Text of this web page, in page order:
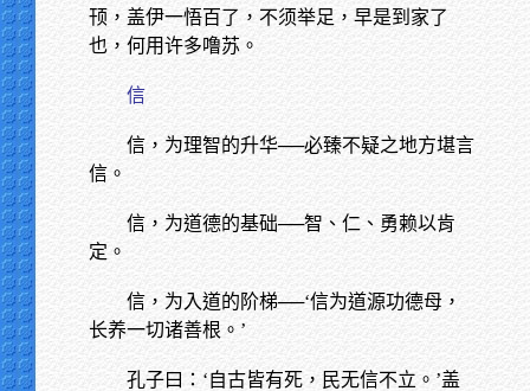
顸，盖伊一悟百了，不须举足，早是到家了
也，何用许多噜苏。
信
信，为理智的升华──必臻不疑之地方堪言
信。
信，为道德的基础──智、仁、勇赖以肯
定。
信，为入道的阶梯──‘信为道源功德母，
长养一切诸善根。’
孔子曰：‘自古皆有死，民无信不立。’盖